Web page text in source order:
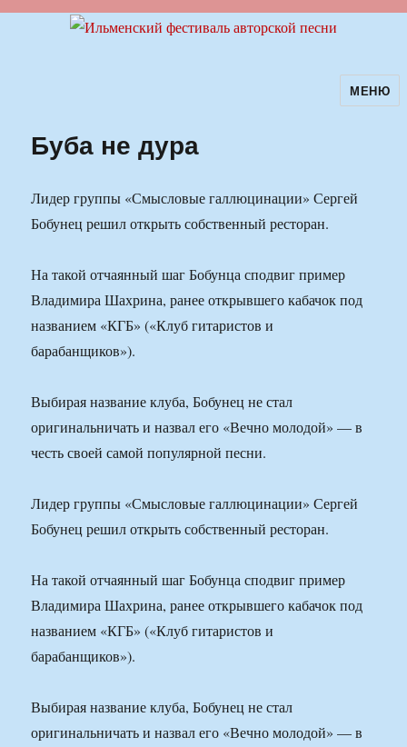
Ильменский фестиваль авторскойМЕНЮ
Буба не дура
Лидер группы «Смысловые галлюцинации» Сергей
Бобунец решил открыть собственный ресторан.
На такой отчаянный шаг Бобунца сподвиг пример
Владимира Шахрина, ранее открывшего кабачок под
названием «КГБ» («Клуб гитаристов и
барабанщиков»).
Выбирая название клуба, Бобунец не стал
оригинальничать и назвал его «Вечно молодой» — в
честь своей самой популярной песни.
Лидер группы «Смысловые галлюцинации» Сергей
Бобунец решил открыть собственный ресторан.
На такой отчаянный шаг Бобунца сподвиг пример
Владимира Шахрина, ранее открывшего кабачок под
названием «КГБ» («Клуб гитаристов и
барабанщиков»).
Выбирая название клуба, Бобунец не стал
оригинальничать и назвал его «Вечно молодой» — в